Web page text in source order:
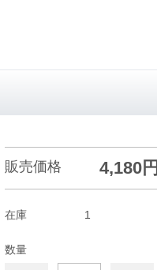
販売価格 4,180円
在庫 1
数量